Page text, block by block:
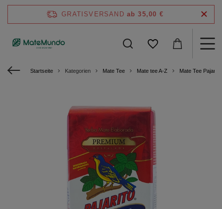
GRATISVERSAND ab 35,00 €
Startseite Kategorien Mate Tee Mate tee A-Z Mate Tee Pajarito